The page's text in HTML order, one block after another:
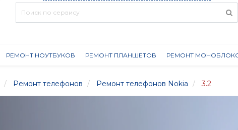
РЕМОНТ НОУТБУКОВ РЕМОНТ ПЛАНШЕТОВ РЕМОНТ
Ремонт телефонов Ремонт телефонов Nokia 3.2